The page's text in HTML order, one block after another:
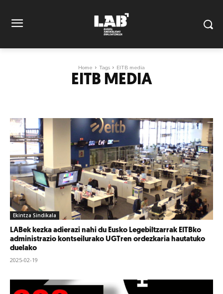
Home Tags EITB media
EITB MEDIA
Ekintza Sindikala
LABek kezka adierazi nahi du Eusko Legebiltzarrak EITBko
administrazio kontseilurako UGTren ordezkaria hautatuko
duelako
2025-02-19